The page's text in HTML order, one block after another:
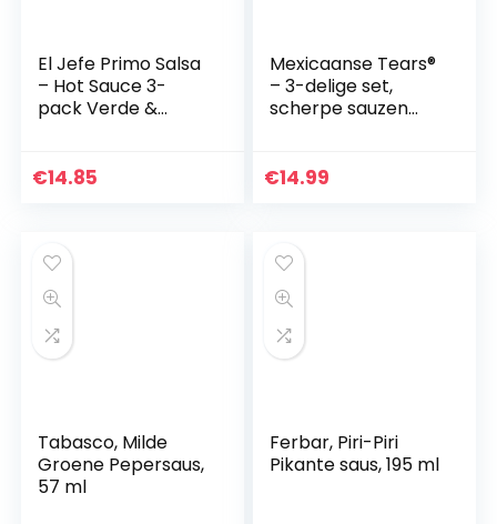
El Jefe Primo Salsa
– Hot Sauce 3-
pack Verde &
€14.85
Mexicaanse Tears®
– 3-delige set,
scherpe sauzen
Chilisauce]
€14.99
Tabasco, Milde
Groene Pepersaus,
57 ml
Ferbar, Piri-Piri
Pikante saus, 195 ml